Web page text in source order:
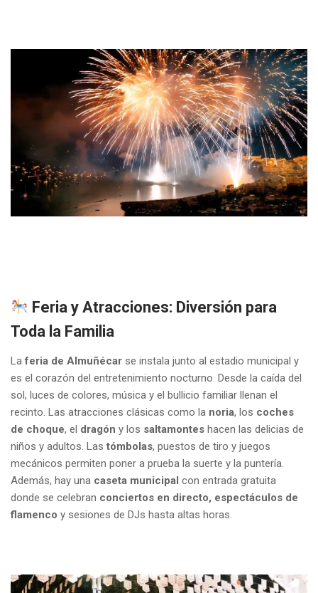
Feria y Atracciones: Diversión para
Toda la Familia
Laferia de Almuñécar se instala junto al estadio municipal y
es el corazón del entretenimiento nocturno. Desde la caída del
sol, luces de colores, música y el bullicio familiar llenan el
recinto. Las atracciones clásicas como la noria, los coches
de choque, el dragón y los saltamontes hacen las delicias de
niños y adultos. Las tómbolas, puestos de tiro y juegos
mecánicos permiten poner a prueba la suerte y la puntería.
Además, hay una caseta municipal con entrada gratuita
donde se celebran conciertos en directo, espectáculos de
flamenco y sesiones de DJs hasta altas horas.